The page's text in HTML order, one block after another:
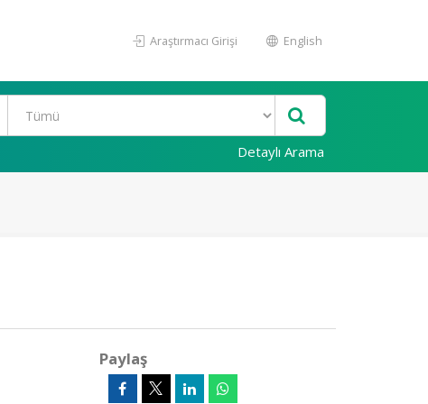
Araştırmacı Girişi English
Detaylı Arama
Paylaş